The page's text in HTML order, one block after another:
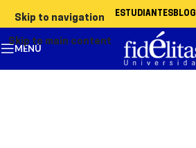
Skip to navigation
Skip to main content
ESTUDIANTESBLOG
MENÚ